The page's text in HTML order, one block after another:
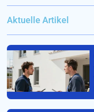
Aktuelle Artikel